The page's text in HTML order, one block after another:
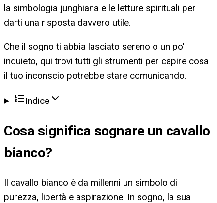
la simbologia junghiana e le letture spirituali per
darti una risposta davvero utile.
Che il sogno ti abbia lasciato sereno o un po'
inquieto, qui trovi tutti gli strumenti per capire cosa
il tuo inconscio potrebbe stare comunicando.
Indice
Cosa significa sognare un cavallo
bianco?
Il cavallo bianco è da millenni un simbolo di
purezza, libertà e aspirazione. In sogno, la sua